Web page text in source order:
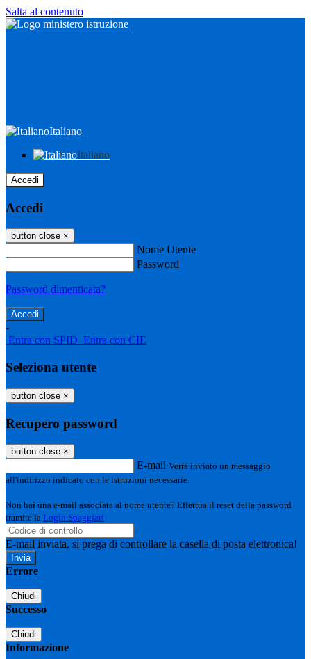
Salta al contenuto
Italiano
Italiano
Accedi
Accedi
button close ×
Nome Utente
Password
Password dimenticata?
-
Entra con SPID Entra con CIE
Seleziona utente
button close ×
Recupero password
button close ×
E-mail Verrà inviato un messaggio
all'indirizzo indicato con le istruzioni necessarie.
Non hai una e-mail associata al nome utente? Effettua il reset della password
tramite la Login Spaggiari
E-mail inviata, si prega di controllare la casella di posta elettronica!
Errore
Chiudi
Successo
Chiudi
Informazione